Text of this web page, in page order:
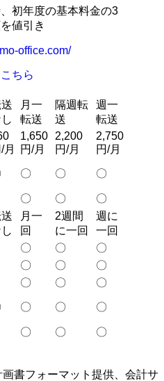
初年度の基本料金の3
値引き
office.com/
ちら
月一
転送
隔週転
送
週一
転送
月
1,650
円/月
2,200
円/月
2,750
円/月
〇 〇 〇
〇 〇 〇
月一
回
2週間
に一回
週に
一回
〇 〇
〇
〇 〇
〇
〇 〇
〇
〇 〇 〇
〇 〇 〇
書フォーマット提供、会計サ